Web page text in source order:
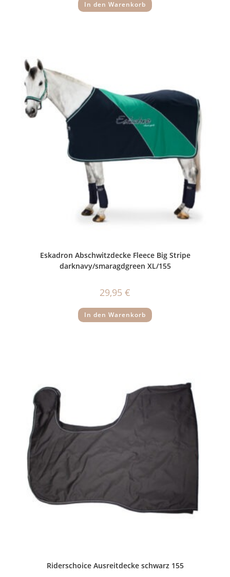
In den Warenkorb
Eskadron Abschwitzdecke Fleece Big Stripe
darknavy/smaragdgreen XL/155
29,95 €
In den Warenkorb
Riderschoice Ausreitdecke schwarz 155